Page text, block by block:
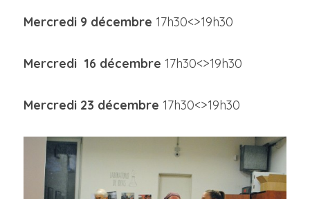
Mercredi 9 décembre 17h30<>19h30
Mercredi 16 décembre 17h30<>19h30
Mercredi 23 décembre 17h30<>19h30